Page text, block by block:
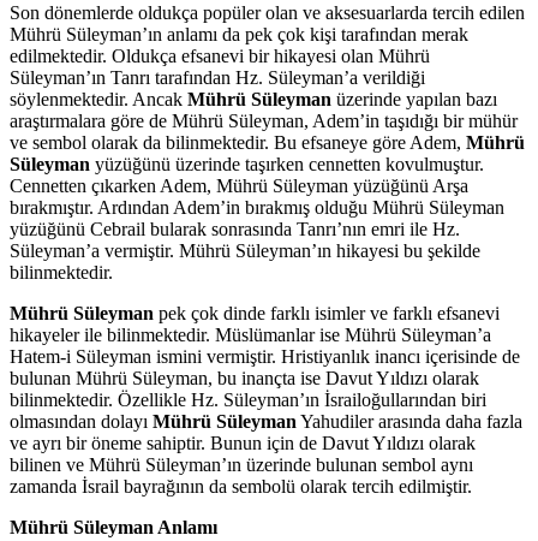
Son dönemlerde oldukça popüler olan ve aksesuarlarda tercih edilen
Mührü Süleyman’ın anlamı da pek çok kişi tarafından merak
edilmektedir. Oldukça efsanevi bir hikayesi olan Mührü
Süleyman’ın Tanrı tarafından Hz. Süleyman’a verildiği
söylenmektedir. Ancak Mührü Süleyman üzerinde yapılan bazı
araştırmalara göre de Mührü Süleyman, Adem’in taşıdığı bir mühür
ve sembol olarak da bilinmektedir. Bu efsaneye göre Adem, Mührü
Süleyman yüzüğünü üzerinde taşırken cennetten kovulmuştur.
Cennetten çıkarken Adem, Mührü Süleyman yüzüğünü Arşa
bırakmıştır. Ardından Adem’in bırakmış olduğu Mührü Süleyman
yüzüğünü Cebrail bularak sonrasında Tanrı’nın emri ile Hz.
Süleyman’a vermiştir. Mührü Süleyman’ın hikayesi bu şekilde
bilinmektedir.
Mührü Süleyman pek çok dinde farklı isimler ve farklı efsanevi
hikayeler ile bilinmektedir. Müslümanlar ise Mührü Süleyman’a
Hatem-i Süleyman ismini vermiştir. Hristiyanlık inancı içerisinde de
bulunan Mührü Süleyman, bu inançta ise Davut Yıldızı olarak
bilinmektedir. Özellikle Hz. Süleyman’ın İsrailoğullarından biri
olmasından dolayı Mührü Süleyman Yahudiler arasında daha fazla
ve ayrı bir öneme sahiptir. Bunun için de Davut Yıldızı olarak
bilinen ve Mührü Süleyman’ın üzerinde bulunan sembol aynı
zamanda İsrail bayrağının da sembolü olarak tercih edilmiştir.
Mührü Süleyman Anlamı